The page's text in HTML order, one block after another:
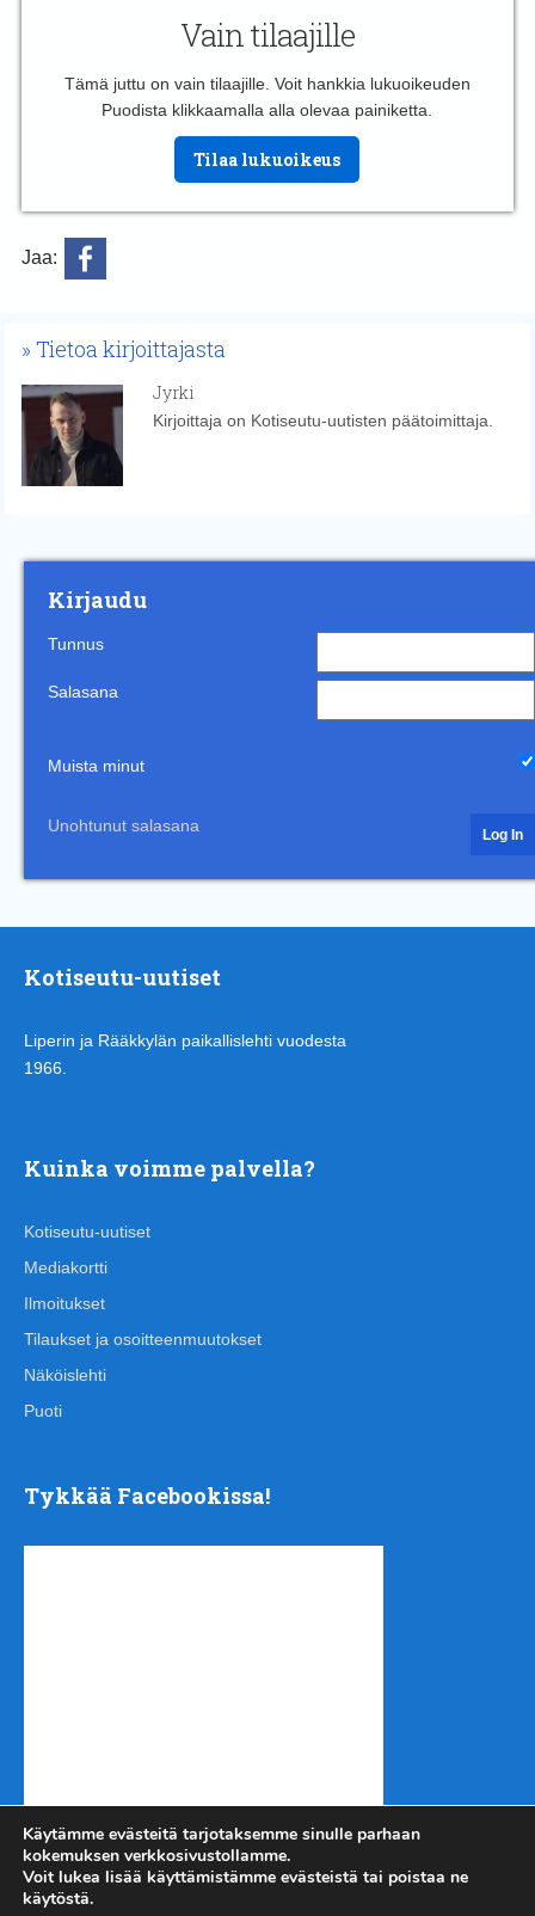
Vain tilaajille
Tämä juttu on vain tilaajille. Voit hankkia lukuoikeuden
Puodista klikkaamalla alla olevaa painiketta.
Tilaa lukuoikeus
Jaa:
Tietoa kirjoittajasta
Jyrki
Kirjoittaja on Kotiseutu-uutisten päätoimittaja.
Kirjaudu
Tunnus
Salasana
Muista minut
Unohtunut salasana
Kotiseutu-uutiset
Liperin ja Rääkkylän paikallislehti vuodesta
1966.
Kuinka voimme palvella?
Kotiseutu-uutiset
Mediakortti
Ilmoitukset
Tilaukset ja osoitteenmuutokset
Näköislehti
Puoti
Tykkää Facebookissa!
Käytämme evästeitä tarjotaksemme sinulle parhaan
kokemuksen verkkosivustollamme.
Voit lukea lisää käyttämistämme evästeistä tai poistaa ne
käytöstä.